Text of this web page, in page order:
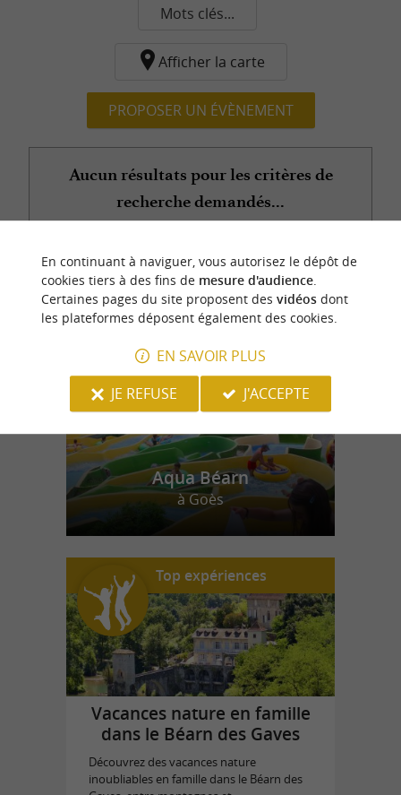
Mots clés...
Afficher la carte
PROPOSER UN ÉVÈNEMENT
Aucun résultats pour les critères de
recherche demandés...
n
o
t
r
e
c
o
u
p
d
e
c
o
e
u
r
Aqua Béarn
à Goès
Top expériences
Vacances nature en famille
dans le Béarn des Gaves
Découvrez des vacances nature
inoubliables en famille dans le Béarn des
En continuant à naviguer, vous autorisez le dépôt de
cookies tiers à des fins de mesure d'audience.
Certaines pages du site proposent des vidéosdont
les plateformes déposent également des cookies.
EN SAVOIR PLUS
JE REFUSE
J'ACCEPTE